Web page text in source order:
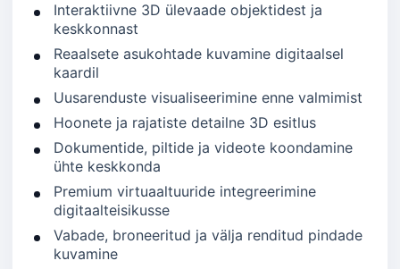
Interaktiivne 3D ülevaade objektidest ja
keskkonnast
Reaalsete asukohtade kuvamine digitaalsel
kaardil
Uusarenduste visualiseerimine enne valmimist
Hoonete ja rajatiste detailne 3D esitlus
Dokumentide, piltide ja videote koondamine
ühte keskkonda
Premium virtuaaltuuride integreerimine
digitaalteisikusse
Vabade, broneeritud ja välja renditud pindade
kuvamine